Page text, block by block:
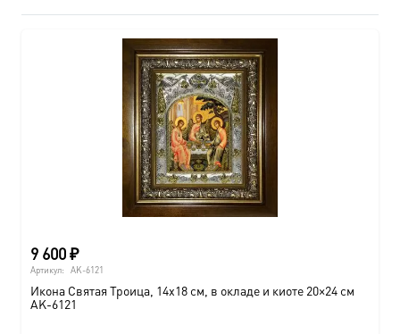
9 600₽
Артикул: AK-6121
Икона Святая Троица, 14х18 см, в окладе и киоте 20×24 см
AK-6121